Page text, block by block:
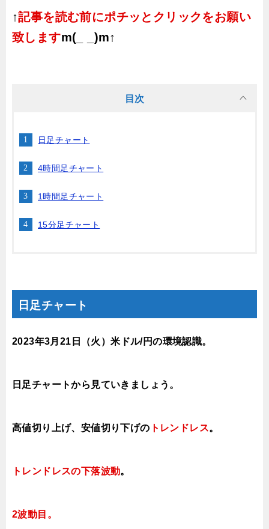
↑記事を読む前にポチッとクリックをお願い
致しますm(_ _)m↑
目次
日足チャート
4時間足チャート
1時間足チャート
15分足チャート
日足チャート
2023年3月21 日（火）米ドル/円の環境認識。
日足チャートから見ていきましょう。
高値切り上げ、安値切り下げの トレンドレス。
トレンドレスの下落波動。
2波動目。